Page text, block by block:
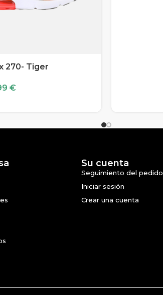
270- Tiger
€
Su cuenta
Seguimiento del pedido
Iniciar sesión
Crear una cuenta